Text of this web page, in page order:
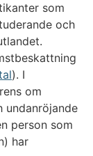
som
och
). I
om
undanröjande
person som
har